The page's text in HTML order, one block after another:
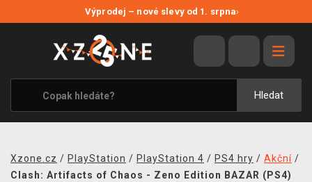
Výprodej – nové slevy od 1. srpna›
Hledat
VÝPRODEJ
VIDEOHRY
XZONE ORIGINALS
TÉMATIKY
MERCHANDISE
Xzone.cz / PlayStation / PlayStation 4 / PS4 hry / Akční /
Clash: Artifacts of Chaos - Zeno Edition BAZAR (PS4)